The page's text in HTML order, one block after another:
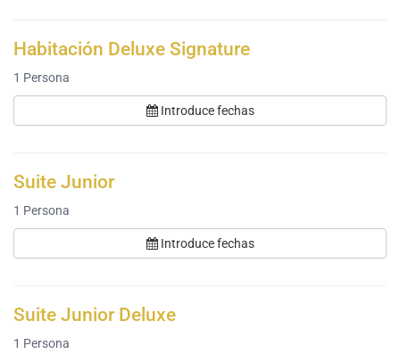
Habitación Deluxe Signature
1 Persona
Introduce fechas
Suite Junior
1 Persona
Introduce fechas
Suite Junior Deluxe
1 Persona